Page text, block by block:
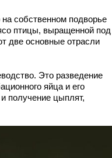
собственном подворье
птицы, выращенной под
две основные отрасли
Это разведение
яйца и его
получение цыплят,